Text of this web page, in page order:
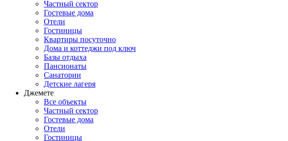
Частный сектор
Гостевые дома
Отели
Гостиницы
Квартиры посуточно
Дома и коттеджи под ключ
Базы отдыха
Пансионаты
Санатории
Детские лагеря
Джемете
Все объекты
Частный сектор
Гостевые дома
Отели
Гостиницы